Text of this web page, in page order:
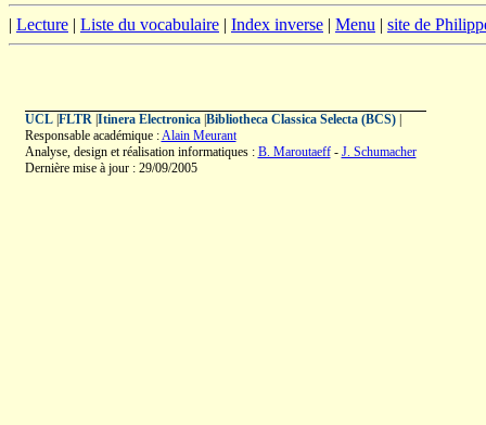
| Lecture | Liste du vocabulaire | Index inverse | Menu | site de
UCL| FLTR| Itinera Electronica| Bibliotheca Classica Selecta (BCS)|
Responsable académique :Alain Meurant
Analyse, design et réalisation informatiques : B. Maroutaeff- J. Schumacher
Dernière mise à jour : 29/09/2005